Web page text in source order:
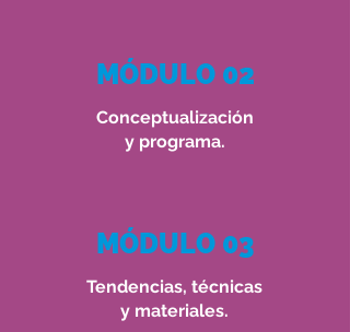
MÓDULO 02
Conceptualización
y programa.
MÓDULO 03
Tendencias, técnicas
y materiales.